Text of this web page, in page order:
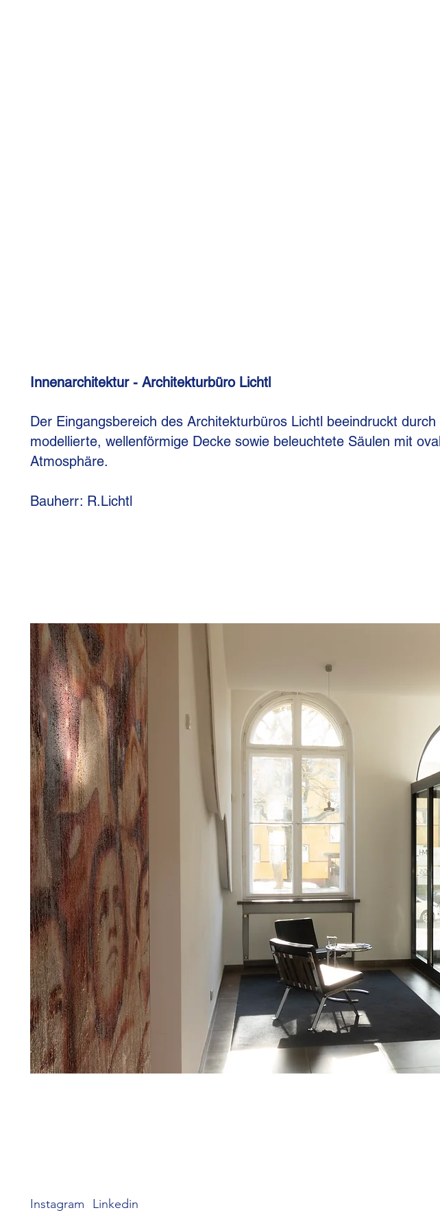
Innenarchitektur - Architekturbüro Lichtl
Der Eingangsbereich des Architekturbüros Lichtl beeindruckt
modellierte, wellenförmige Decke sowie beleuchtete Säulen mit
Atmosphäre.
Bauherr: R.Lichtl
Instagram Linkedin